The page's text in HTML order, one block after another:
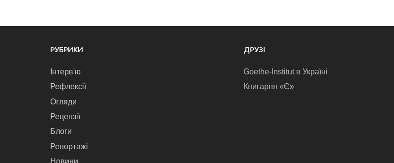
РУБРИКИ
Інтерв'ю
Рефлексії
Огляди
Рецензії
Блоги
Репортажі
Новини
ДРУЗІ
Goethe-Institut в Україні
Книгарня «Є»